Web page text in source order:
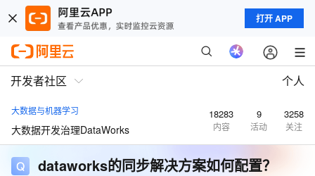
打开 APP
开发者社区 个人
大数据与机器学习
大数据开发治理DataWorks
18283
内容
9
活动
3258
关注
dataworks的同步解决方案如何配置？